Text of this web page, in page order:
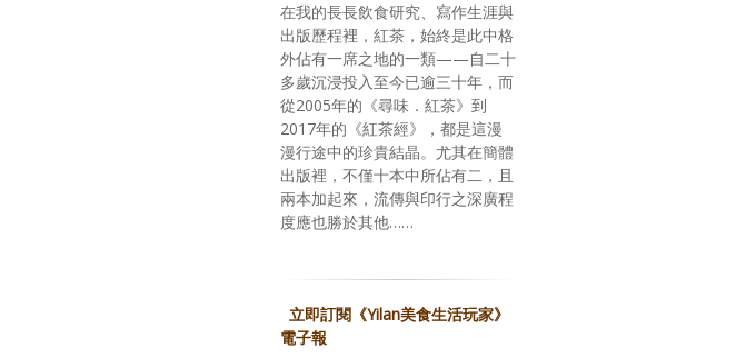
在我的長長飲食研究、寫作生涯與
出版歷程裡，紅茶，始終是此中格
外佔有一席之地的一類——自二十
多歲沉浸投入至今已逾三十年，而
從2005年的《尋味．紅茶》到
2017年的《紅茶經》，都是這漫
漫行途中的珍貴結晶。尤其在簡體
出版裡，不僅十本中所佔有二，且
兩本加起來，流傳與印行之深廣程
度應也勝於其他……
立即訂閱《Yilan美食生活玩家》
電子報